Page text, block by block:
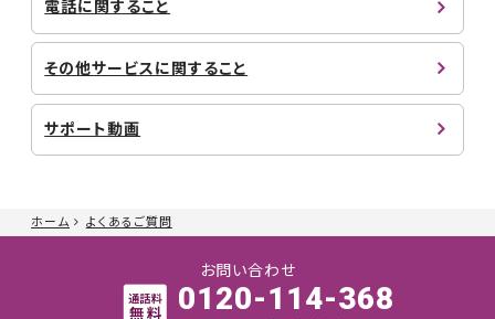
ホーム よくあるご質問
電話に関すること
その他サービスに関すること
サポート動画
お問い合わせ
0120-114-368